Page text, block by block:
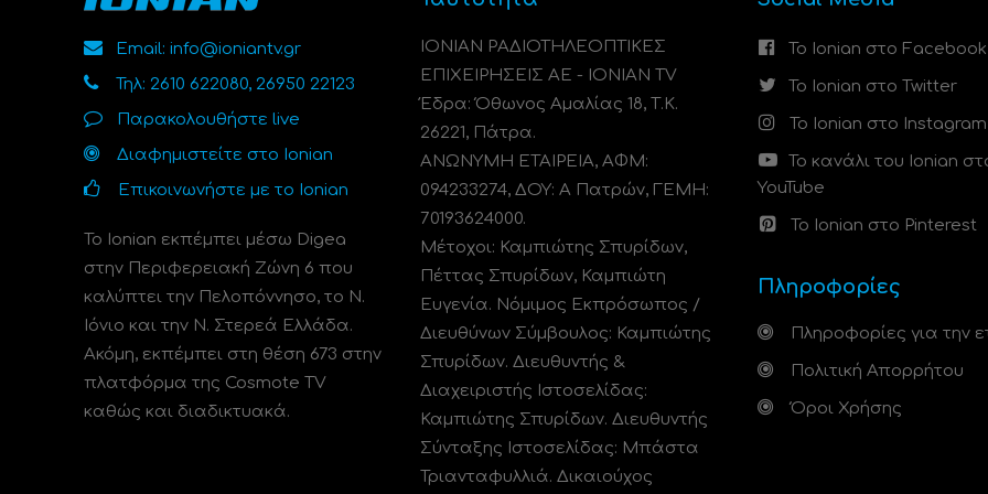
Email: info@ioniantv.gr
Τηλ: 2610 622080, 26950 22123
Παρακολουθήστε live
Διαφημιστείτε στο Ionian
Επικοινωνήστε με το Ionian
Το Ionian εκπέμπει μέσω Digea
στην Περιφερειακή Ζώνη 6 που
καλύπτει την Πελοπόννησο, το N.
Ιόνιο και την Ν. Στερεά Ελλάδα.
Ακόμη, εκπέμπει στη θέση 673 στην
πλατφόρμα της Cosmote TV
καθώς και διαδικτυακά.
ΙΟΝΙΑΝ ΡΑΔΙΟΤΗΛΕΟΠΤΙΚΕΣ
ΕΠΙΧΕΙΡΗΣΕΙΣ ΑΕ - IONIAN TV
Έδρα: Όθωνος Αμαλίας 18, Τ.Κ.
26221, Πάτρα.
ΑΝΩΝΥΜΗ ΕΤΑΙΡΕΙΑ, ΑΦΜ:
094233274, ΔΟΥ: A Πατρών, ΓΕΜΗ:
70193624000.
Μέτοχοι: Καμπιώτης Σπυρίδων,
Πέττας Σπυρίδων, Καμπιώτη
Ευγενία. Νόμιμος Εκπρόσωπος /
Διευθύνων Σύμβουλος: Καμπιώτης
Σπυρίδων. Διευθυντής &
Διαχειριστής Ιστοσελίδας:
Καμπιώτης Σπυρίδων. Διευθυντής
Σύνταξης Ιστοσελίδας: Μπάστα
Τριανταφυλλιά. Δικαιούχος
Το Ionian στο Facebook
Το Ionian στο Twitter
Το Ionian στο Instagram
Το κανάλι του Ionian
YouTube
Το Ionian στο Pinterest
Πληροφορίες
Πληροφορίες για την
Πολιτική Απορρήτου
Όροι Χρήσης